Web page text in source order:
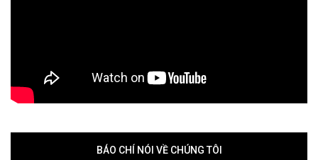
BÁO CHÍ NÓI VỀ CHÚNG TÔI